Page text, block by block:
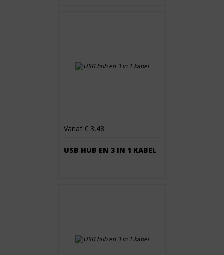
Vanaf € 3,48
USB HUB EN 3 IN 1 KABEL